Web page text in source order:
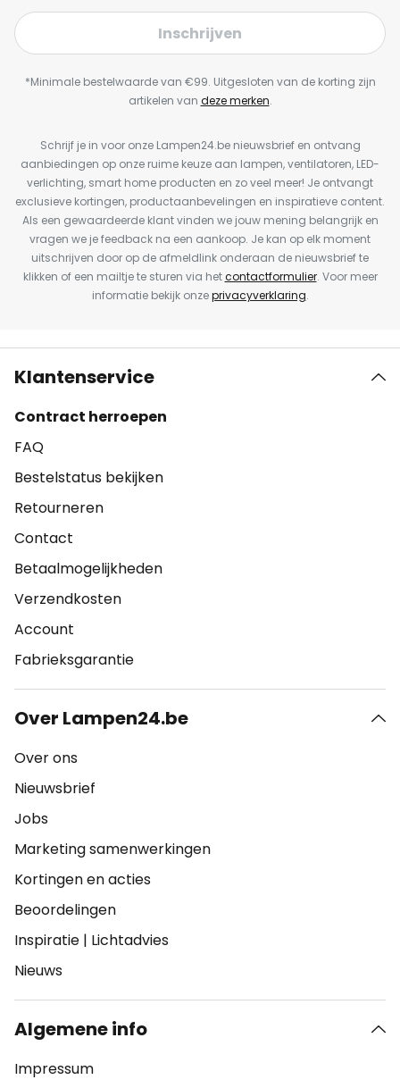
Inschrijven
*Minimale bestelwaarde van €99. Uitgesloten van de korting zijn
artikelen van deze merken.
Schrijf je in voor onze Lampen24.be nieuwsbrief en ontvang
aanbiedingen op onze ruime keuze aan lampen, ventilatoren, LED-
verlichting, smart home producten en zo veel meer! Je ontvangt
exclusieve kortingen, productaanbevelingen en inspiratieve content.
Als een gewaardeerde klant vinden we jouw mening belangrijk en
vragen we je feedback na een aankoop. Je kan op elk moment
uitschrijven door op de afmeldlink onderaan de nieuwsbrief te
klikken of een mailtje te sturen via hetcontactformulier. Voor meer
informatie bekijk onzeprivacyverklaring.
Klantenservice
Contract herroepen
FAQ
Bestelstatus bekijken
Retourneren
Contact
Betaalmogelijkheden
Verzendkosten
Account
Fabrieksgarantie
Over Lampen24.be
Over ons
Nieuwsbrief
Jobs
Marketing samenwerkingen
Kortingen en acties
Beoordelingen
Inspiratie | Lichtadvies
Nieuws
Algemene info
Impressum